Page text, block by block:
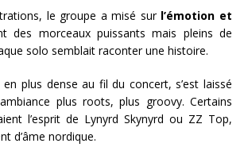
le groupe a misé sur l’émotion et
des morceaux puissants mais pleins de
solo semblait raconter une histoire.
plus dense au fil du concert, s’est laissé
plus roots, plus groovy. Certains
l’esprit de Lynyrd Skynyrd ou ZZ Top,
d’âme nordique.